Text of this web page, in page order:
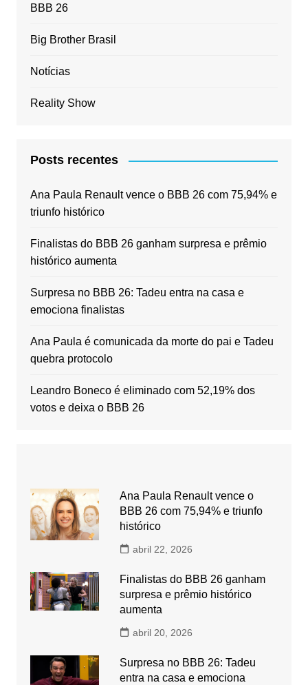
BBB 26
Big Brother Brasil
Notícias
Reality Show
Posts recentes
Ana Paula Renault vence o BBB 26 com 75,94% e
triunfo histórico
Finalistas do BBB 26 ganham surpresa e prêmio
histórico aumenta
Surpresa no BBB 26: Tadeu entra na casa e
emociona finalistas
Ana Paula é comunicada da morte do pai e Tadeu
quebra protocolo
Leandro Boneco é eliminado com 52,19% dos
votos e deixa o BBB 26
Ana Paula Renault vence o
BBB 26 com 75,94% e triunfo
histórico
abril 22, 2026
Finalistas do BBB 26 ganham
surpresa e prêmio histórico
aumenta
abril 20, 2026
Surpresa no BBB 26: Tadeu
entra na casa e emociona